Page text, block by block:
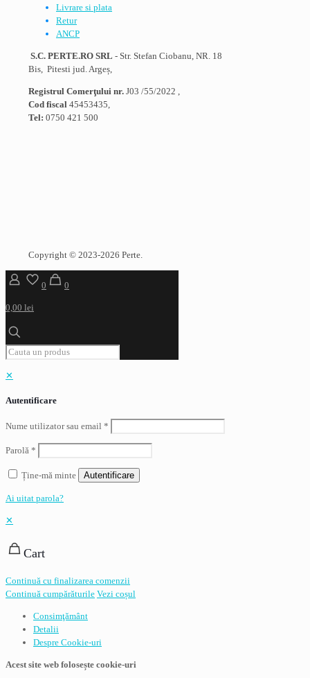
Livrare si plata
Retur
ANCP
S.C. PERTE.RO SRL - Str. Stefan Ciobanu, NR. 18
Bis, Pitesti jud. Argeș,
Registrul Comerţului nr. J03 /55/2022 ,
Cod fiscal 45453435,
Tel: 0750 421 500
Copyright © 2023-2026 Perte.
0 0
0,00 lei
✕
Autentificare
Nume utilizator sau email *
Parolă *
Ține-mă minte Autentificare
Ai uitat parola?
✕
Cart
Continuă cu finalizarea comenzii
Continuă cumpărăturile Vezi coșul
Consimţământ
Detalii
Despre Cookie-uri
Acest site web folosește cookie-uri